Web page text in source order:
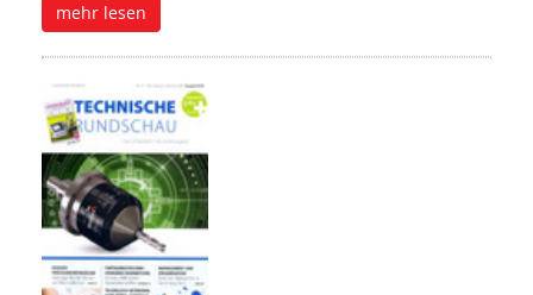
mehr lesen